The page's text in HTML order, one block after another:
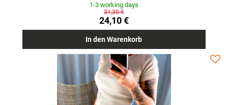
1-3 working days
24,10 €
31,30 €
In den Warenkorb